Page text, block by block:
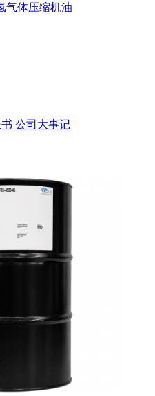
气体压缩机油
公司大事记